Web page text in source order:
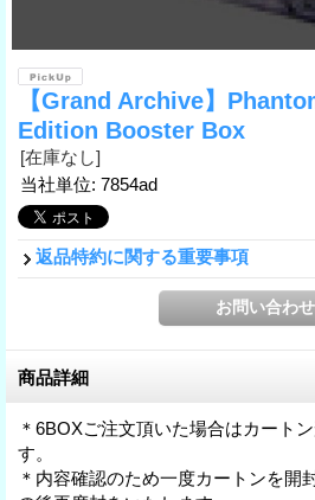
【Grand Archive】
Edition Booster Box
[在庫なし]
当社単位: 7854ad
返品特約に関する重要事項
商品詳細
＊6BOXご注文頂いた場合はカート
す。
＊内容確認のため一度カートンを開